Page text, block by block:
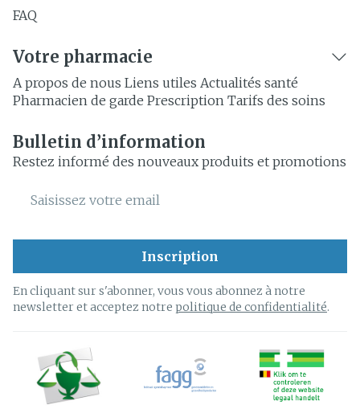
FAQ
Votre pharmacie
A propos de nous Liens utiles Actualités santé
Pharmacien de garde Prescription Tarifs des soins
Bulletin d’information
Restez informé des nouveaux produits et promotions
Adresse mail
Inscription
En cliquant sur s'abonner, vous vous abonnez à notre
newsletter et acceptez notre politique de confidentialité.